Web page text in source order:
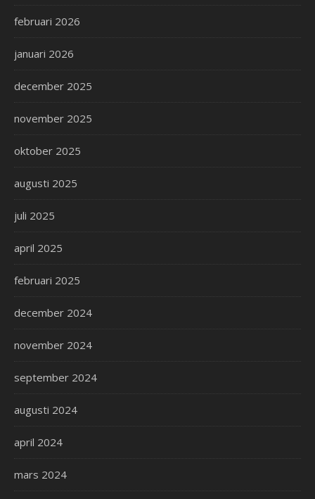
februari 2026
januari 2026
december 2025
november 2025
oktober 2025
augusti 2025
juli 2025
april 2025
februari 2025
december 2024
november 2024
september 2024
augusti 2024
april 2024
mars 2024